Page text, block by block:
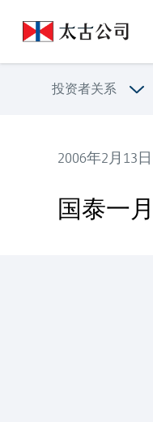
投资者关系
2006年2月13日
国泰一